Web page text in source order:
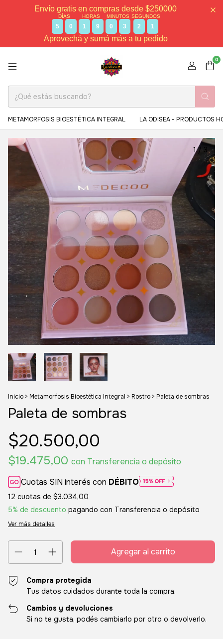
Envío gratis en compras desde $250000
DÍAS
5 0
HORAS
1 9
MINUTOS
0 3
SEGUNDOS
2
Aprovechá y sumá más a tu pedido
0
METAMORFOSIS BIOESTÉTICA INTEGRAL LA ODISEA - PRODUCTOS
1/ 3
Inicio > Metamorfosis Bioestética Integral > Rostro > Paleta de sombras
Paleta de sombras
$20.500,00
$19.475,00 con Transferencia o depósito
Cuotas SIN interés con DÉBITO
12 cuotas de $3.034,00
5% de descuento pagando con Transferencia o depósito
Ver más detalles
Compra protegida
Tus datos cuidados durante toda la compra.
Cambios y devoluciones
Si no te gusta, podés cambiarlo por otro o devolverlo.